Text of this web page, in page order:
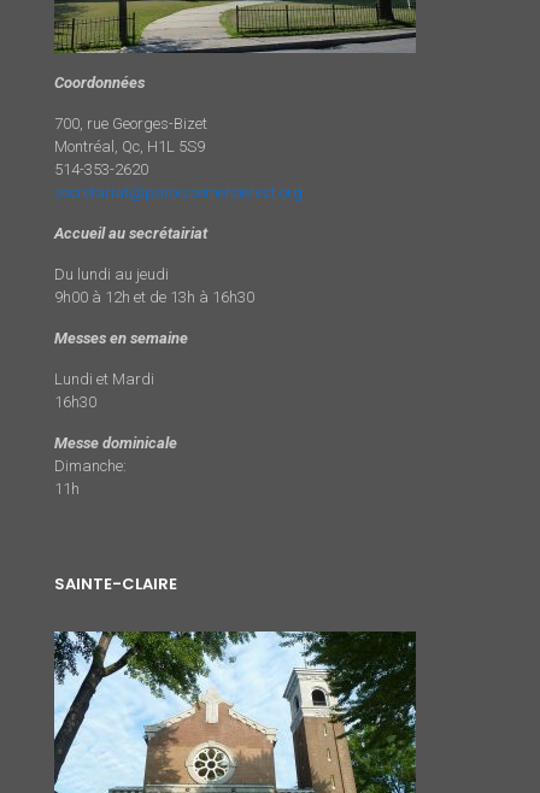
Coordonnées
700, rue Georges-Bizet
Montréal, Qc, H1L 5S9
514-353-2620
secretariat@paroissemercierest.org
Accueil au secrétairiat
Du lundi au jeudi
9h00 à 12h et de 13h à 16h30
Messes en semaine
Lundi et Mardi
16h30
Messe dominicale
Dimanche:
11h
SAINTE-CLAIRE